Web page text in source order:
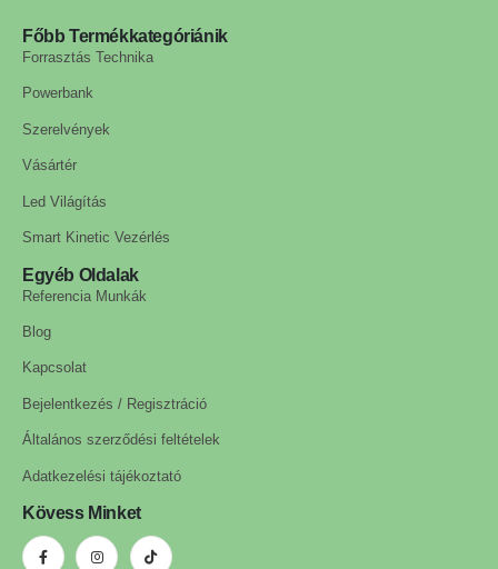
Főbb Termékkategóriánik
Forrasztás Technika
Powerbank
Szerelvények
Vásártér
Led Világítás
Smart Kinetic Vezérlés
Egyéb Oldalak
Referencia Munkák
Blog
Kapcsolat
Bejelentkezés / Regisztráció
Általános szerződési feltételek
Adatkezelési tájékoztató
Kövess Minket